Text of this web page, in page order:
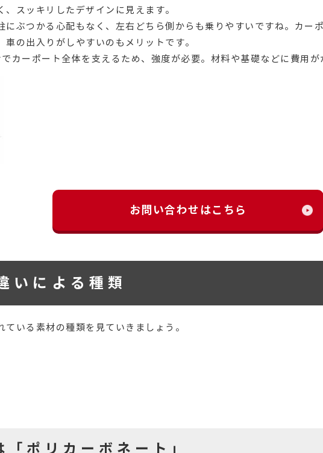
スッキリしたデザインに見えます。
にぶつかる心配もなく、左右どちら側からも乗りやすいですね。カー
の出入りがしやすいのもメリットです。
カーポート全体を支えるため、強度が必要。材料や基礎などに費用
お問い合わせはこちら
いによる種類
いる素材の種類を見ていきましょう。
「ポリカーボネート」